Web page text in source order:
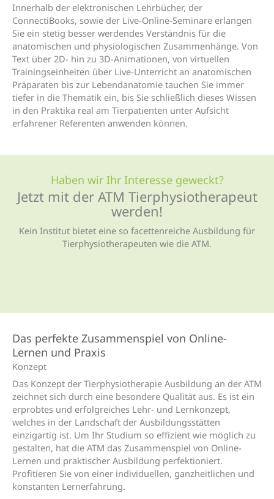
Innerhalb der elektronischen Lehrbücher, der
ConnectiBooks, sowie der Live-Online-Seminare erlangen
Sie ein stetig besser werdendes Verständnis für die
anatomischen und physiologischen Zusammenhänge. Von
Text über 2D- hin zu 3D-Animationen, von virtuellen
Trainingseinheiten über Live-Unterricht an anatomischen
Präparaten bis zur Lebendanatomie tauchen Sie immer
tiefer in die Thematik ein, bis Sie schließlich dieses Wissen
in den Praktika real am Tierpatienten unter Aufsicht
erfahrener Referenten anwenden können.
Haben wir Ihr Interesse geweckt?
Jetzt mit der ATM Tierphysio­therapeut
werden!
Kein Institut bietet eine so facettenreiche Ausbildung für
Tierphysiotherapeuten wie die ATM.
Das perfekte Zusammenspiel von Online-
Lernen und Praxis
Konzept
Das Konzept der Tierphysiotherapie Ausbildung an der ATM
zeichnet sich durch eine besondere Qualität aus. Es ist ein
erprobtes und erfolgreiches Lehr- und Lernkonzept,
welches in der Landschaft der Ausbildungsstätten
einzigartig ist. Um Ihr Studium so effizient wie möglich zu
gestalten, hat die ATM das Zusammenspiel von Online-
Lernen und praktischer Ausbildung perfektioniert.
Profitieren Sie von einer individuellen, ganzheitlichen und
konstanten Lernerfahrung.